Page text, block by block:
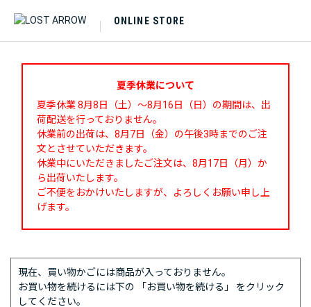
ONLINE STORE
夏季休業について
夏季休業 8月8日（土）～8月16日（日）の期間は、出
荷配送を行っておりません。
休業前の出荷は、8月7日（金）の午後3時までのご注
文とさせていただきます。
休業中にいただきましたご注文は、8月17日（月）か
ら出荷いたします。
ご不便をおかけいたしますが、よろしくお願い申し上
げます。
現在、買い物かごには商品が入っておりません。
お買い物を続けるには下の 「お買い物を続ける」 をクリック
してください。